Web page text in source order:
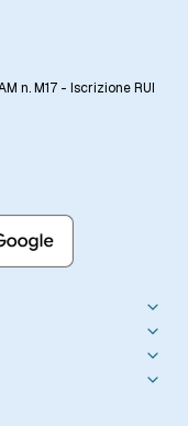
n. M17 - Iscrizione RUI